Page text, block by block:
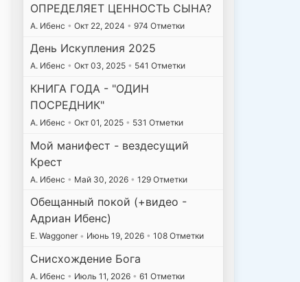
ОПРЕДЕЛЯЕТ ЦЕННОСТЬ СЫНА?
А. Ибенс • Окт 22, 2024 • 974 Отметки
День Искупления 2025
А. Ибенс • Окт 03, 2025 • 541 Отметки
КНИГА ГОДА - "ОДИН
ПОСРЕДНИК"
А. Ибенс • Окт 01, 2025 • 531 Отметки
Мой манифест - вездесущий
Крест
А. Ибенс • Май 30, 2026 • 129 Отметки
Обещанный покой (+видео -
Адриан Ибенс)
E. Waggoner • Июнь 19, 2026 • 108 Отметки
Снисхождение Бога
А. Ибенс • Июль 11, 2026 • 61 Отметки